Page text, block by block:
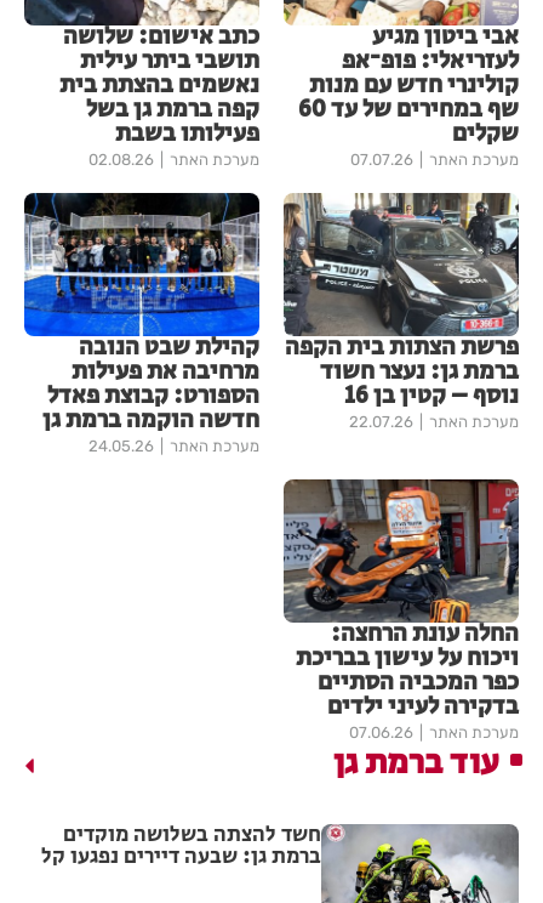
אבי ביטון מגיע
לעזריאלי: פופ־אפ
קולינרי חדש עם מנות
שף במחירים של עד 60
שקלים
מערכת האתר 07.07.26
כתב אישום: שלושה
תושבי ביתר עילית
נאשמים בהצתת בית
קפה ברמת גן בשל
פעילותו בשבת
מערכת האתר 02.08.26
פרשת הצתות בית הקפה
ברמת גן: נעצר חשוד
נוסף – קטין בן 16
מערכת האתר 22.07.26
קהילת שבט הנובה
מרחיבה את פעילות
הספורט: קבוצת פאדל
חדשה הוקמה ברמת גן
מערכת האתר 24.05.26
החלה עונת הרחצה:
ויכוח על עישון בבריכת
כפר המכביה הסתיים
בדקירה לעיני ילדים
מערכת האתר 07.06.26
עוד ברמת גן
חשד להצתה בשלושה מוקדים
ברמת גן: שבעה דיירים נפגעו קל